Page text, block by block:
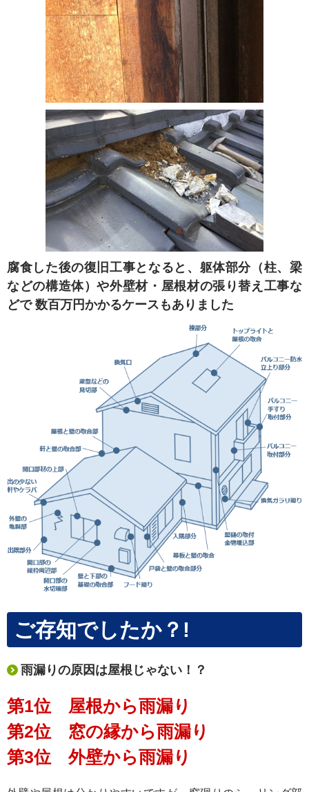
腐食した後の復旧工事となると、躯体部分（柱、梁
などの構造体）や外壁材・屋根材の張り替え工事な
どで 数百万円かかるケースもありました
ご存知でしたか？!
雨漏りの原因は屋根じゃない！？
第1位 屋根から雨漏り
第2位 窓の縁から雨漏り
第3位 外壁から雨漏り